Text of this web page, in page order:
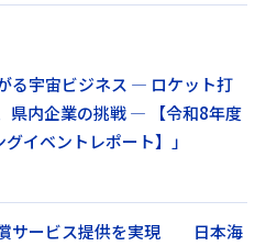
る宇宙ビジネス ― ロケット打
県内企業の挑戦 ― 【令和8年度
イベントレポート】」
償サービス提供を実現 日本海